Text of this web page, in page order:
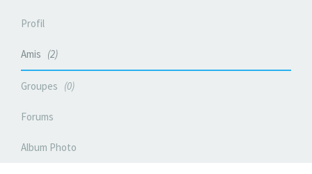
Profil
Amis 2
Groupes 0
Forums
Album Photo